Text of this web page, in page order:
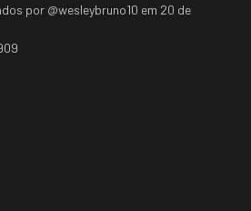
por @wesleybruno10 em 20 de